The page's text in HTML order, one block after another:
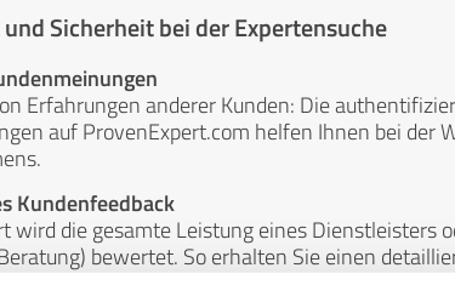
Sicherheit bei der Expertensuche
Erfahrungen anderer Kunden: Die
auf ProvenExpert.com helfen Ihnen bei der
Kundenfeedback
wird die gesamte Leistung eines Dienstleisters
bewertet. So erhalten Sie einen